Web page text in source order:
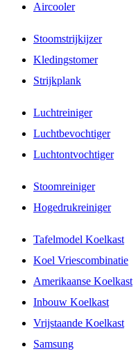
Aircooler
Stoomstrijkijzer
Kledingstomer
Strijkplank
Luchtreiniger
Luchtbevochtiger
Luchtontvochtiger
Stoomreiniger
Hogedrukreiniger
Tafelmodel Koelkast
Koel Vriescombinatie
Amerikaanse Koelkast
Inbouw Koelkast
Vrijstaande Koelkast
Samsung